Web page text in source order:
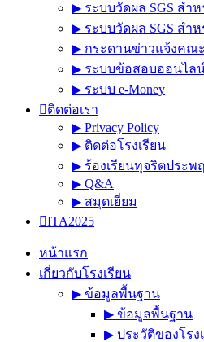
▶︎ ระบบวัดผล SGS สำ
▶︎ ระบบวัดผล SGS สำ
▶︎ กระดานข่าวแจ้งคณ
▶︎ ระบบข้อสอบออนไลน์
▶︎ ระบบ e-Money
ติดต่อเรา
▶︎ Privacy Policy
▶︎ ติดต่อโรงเรียน
▶︎ ร้องเรียนทุจริตประพ
▶︎ Q&A
▶︎ สมุดเยี่ยม
ITA2025
หน้าแรก
เกี่ยวกับโรงเรียน
▶︎ ข้อมูลพื้นฐาน
▶︎ ข้อมูลพื้นฐาน
▶︎ ประวัติของโรง